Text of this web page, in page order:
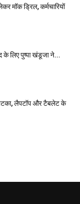
मॉक ड्रिल, कर्मचारियों
के लिए पुष्पा खंडूजा ने...
झटका, लैपटॉप और टैबलेट के